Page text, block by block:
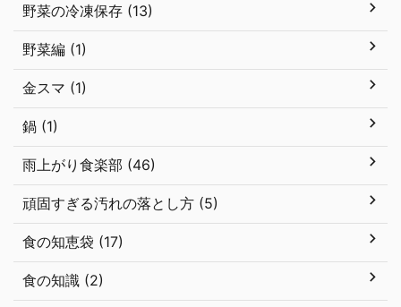
野菜の冷凍保存 (13)
野菜編 (1)
金スマ (1)
鍋 (1)
雨上がり食楽部 (46)
頑固すぎる汚れの落とし方 (5)
食の知恵袋 (17)
食の知識 (2)